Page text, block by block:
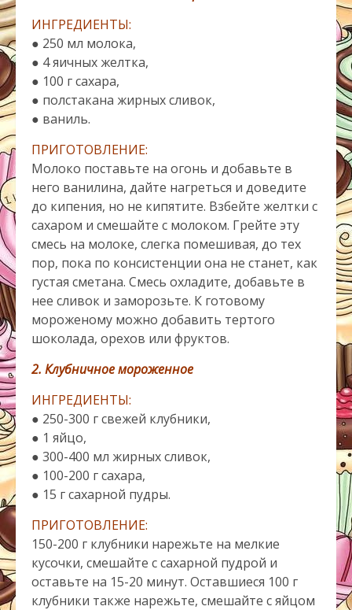
ИНГРЕДИЕНТЫ:
● 250 мл молока,
● 4 яичных желтка,
● 100 г сахара,
● полстакана жирных сливок,
● ваниль.
ПРИГОТОВЛЕНИЕ:
Молоко поставьте на огонь и добавьте в
него ванилина, дайте нагреться и доведите
до кипения, но не кипятите. Взбейте желтки с
сахаром и смешайте с молоком. Грейте эту
смесь на молоке, слегка помешивая, до тех
пор, пока по консистенции она не станет, как
густая сметана. Смесь охладите, добавьте в
нее сливок и заморозьте. К готовому
мороженому можно добавить тертого
шоколада, орехов или фруктов.
2. Клубничное мороженное
ИНГРЕДИЕНТЫ:
● 250-300 г свежей клубники,
● 1 яйцо,
● 300-400 мл жирных сливок,
● 100-200 г сахара,
● 15 г сахарной пудры.
ПРИГОТОВЛЕНИЕ:
150-200 г клубники нарежьте на мелкие
кусочки, смешайте с сахарной пудрой и
оставьте на 15-20 минут. Оставшиеся 100 г
клубники также нарежьте, смешайте с яйцом